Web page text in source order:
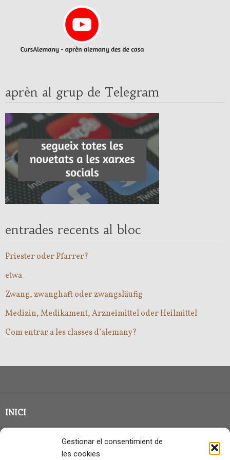
Gestionar el consentimient de
les cookies
aprèn al grup de Telegram
entrades recents al bloc
Priester oder Pfarrer?
etwa
Zwang, zwanghaft oder zwangsläufig
Medizin, Medikament, Arzneimittel oder Heilmittel
Com entrar a les classes d’alemany?
INICI
CLASSE EN GRUP